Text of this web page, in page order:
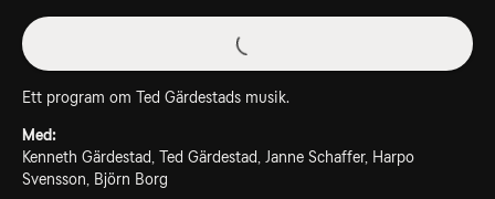
Ett program om Ted Gärdestads musik.
Med:
Kenneth Gärdestad, Ted Gärdestad, Janne Schaffer, Harpo
Svensson, Björn Borg